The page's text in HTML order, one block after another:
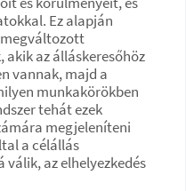
Ez alapján
akik az álláskeresőhöz
vannak, majd a
munkakörökben
tehát ezek
megjeleníteni
a célállás
az elhelyezkedés